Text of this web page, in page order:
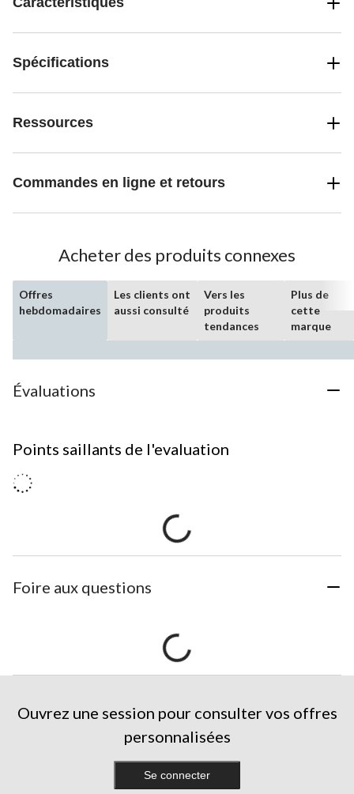
Spécifications
Ressources
Commandes en ligne et retours
Acheter des produits connexes
Offres
hebdomadaires
Les clients ont
aussi consulté
Vers les
produits
tendances
Plus de
cette
marque
Évaluations
Points saillants de l'evaluation
Foire aux questions
Ouvrez une session pour consulter vos offres
personnalisées
Se connecter